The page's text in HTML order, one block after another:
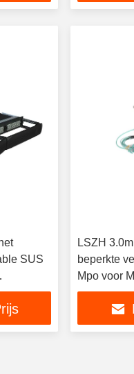
SUS
LSZH
beperkte
Mpo voor